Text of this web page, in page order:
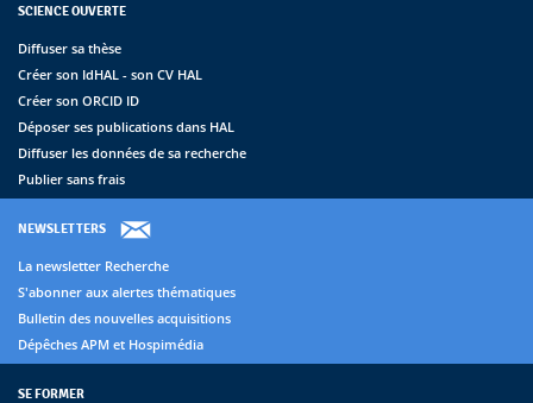
SCIENCE OUVERTE
Diffuser sa thèse
Créer son IdHAL - son CV HAL
Créer son ORCID ID
Déposer ses publications dans HAL
Diffuser les données de sa recherche
Publier sans frais
NEWSLETTERS
La newsletter Recherche
S'abonner aux alertes thématiques
Bulletin des nouvelles acquisitions
Dépêches APM et Hospimédia
SE FORMER